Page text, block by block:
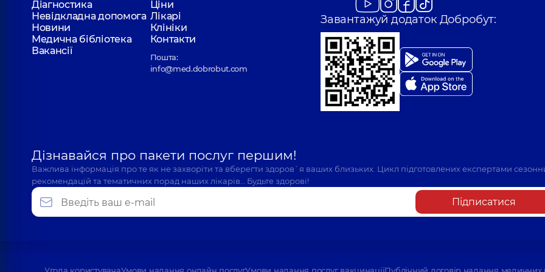
Грабовська Світлана Євгенівна
Стоматолог дитячий,25 років досвіду
Мельник Інна Вікторівна
Стоматолог-ортодонт,8 років досвіду
Діагностика
Ціни
Невідкладна допомога Лікарі
Новини
Клініки
Медична бібліотека
Контакти
Вакансії
Пошта:
info@med.dobrobut.com
Завантажуй додаток Добробут:
Дізнавайся про пакети послуг першим!
Важлива інформація про те як не захворіти та вберегти здоров`я ваших близьких. Цикл підготовлених експертами
рекомендацій та тематичних порад наших лікарів… Будьте здорові!
Підписатися